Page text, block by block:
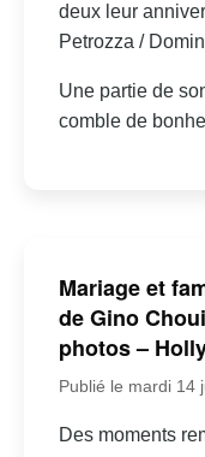
deux leur
Petrozza /
Une partie de
comble de
Mariage et
de Gino
photos –
Publié le mardi 14
Des moments